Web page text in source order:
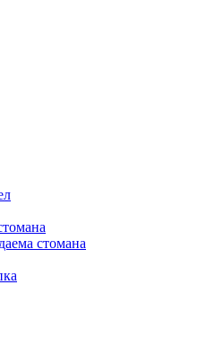
стомана